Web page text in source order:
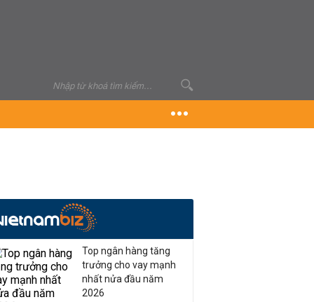
Top ngân hàng tăng
trưởng cho vay mạnh
nhất nửa đầu năm
2026